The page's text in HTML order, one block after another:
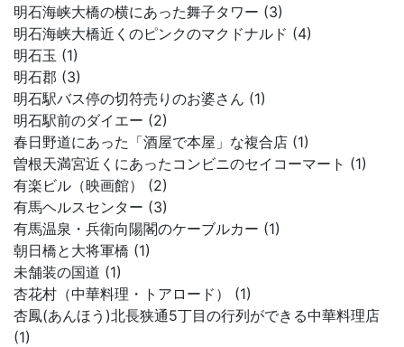
明石海峡大橋の横にあった舞子タワー (3)
明石海峡大橋近くのピンクのマクドナルド (4)
明石玉 (1)
明石郡 (3)
明石駅バス停の切符売りのお婆さん (1)
明石駅前のダイエー (2)
春日野道にあった「酒屋で本屋」な複合店 (1)
曽根天満宮近くにあったコンビニのセイコーマート (1)
有楽ビル（映画館） (2)
有馬ヘルスセンター (3)
有馬温泉・兵衛向陽閣のケーブルカー (1)
朝日橋と大将軍橋 (1)
未舗装の国道 (1)
杏花村（中華料理・トアロード） (1)
杏鳳(あんほう)北長狭通5丁目の行列ができる中華料理店
(1)